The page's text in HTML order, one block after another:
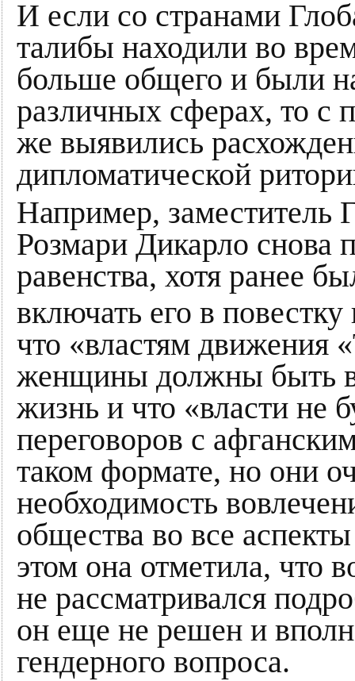
И если со странами
талибы находили во
больше общего и были
различных сферах, то с
же выявились
дипломатической
Например, заместитель
Розмари Дикарло снова
равенства, хотя ранее
включать его в
что «властям движения
женщины должны быть
жизнь и что «власти не
переговоров с
таком формате, но они
необходимость
общества во все
этом она отметила, что
не рассматривался
он еще не решен и
гендерного вопроса.